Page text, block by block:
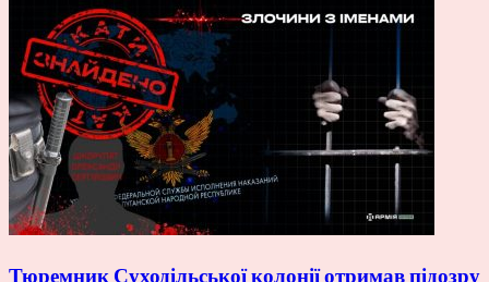
Тюремник Суходільської колонії отримав підозру